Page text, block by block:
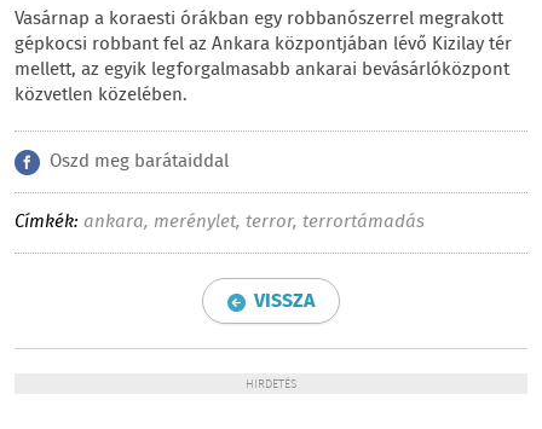
Vasárnap a koraesti órákban egy robbanószerrel megrakott
gépkocsi robbant fel az Ankara központjában lévő Kizilay tér
mellett, az egyik legforgalmasabb ankarai bevásárlóközpont
közvetlen közelében.
Oszd meg barátaiddal
Címkék: ankara, merénylet, terror, terrortámadás
VISSZA
HIRDETÉS